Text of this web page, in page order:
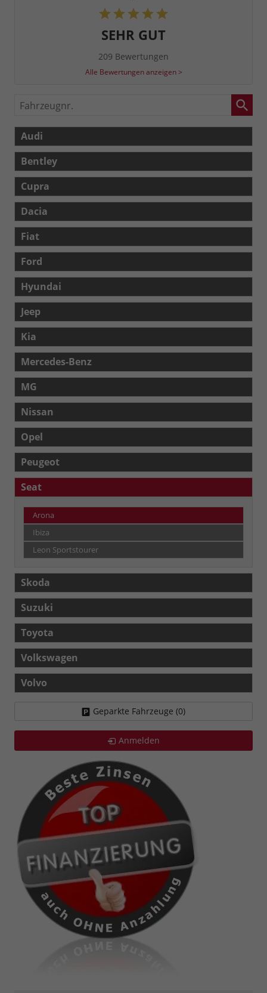
SEHR GUT
209 Bewertungen
Alle Bewertungen anzeigen >
Fahrzeugnr.
Audi
Bentley
Cupra
Dacia
Fiat
Ford
Hyundai
Jeep
Kia
Mercedes-Benz
MG
Nissan
Opel
Peugeot
Seat
Arona
Ibiza
Leon Sportstourer
Skoda
Suzuki
Toyota
Volkswagen
Volvo
Geparkte Fahrzeuge (0)
Anmelden